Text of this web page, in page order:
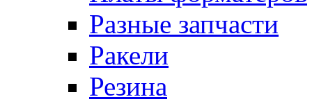
Разные запчасти
Ракели
Резина